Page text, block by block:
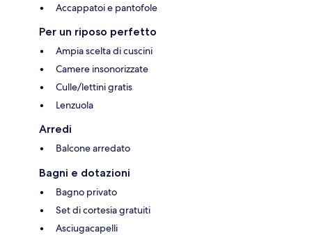
Accappatoi e pantofole
Per un riposo perfetto
Ampia scelta di cuscini
Camere insonorizzate
Culle/lettini gratis
Lenzuola
Arredi
Balcone arredato
Bagni e dotazioni
Bagno privato
Set di cortesia gratuiti
Asciugacapelli